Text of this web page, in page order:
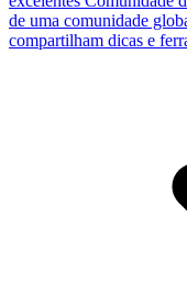
de uma comunidade
compartilham dicas e